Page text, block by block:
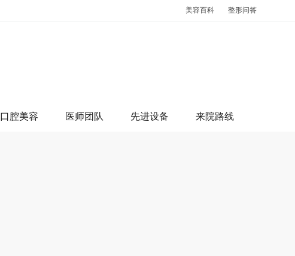
美容百科 整形问答
口腔美容 医师团队 先进设备 来院路线